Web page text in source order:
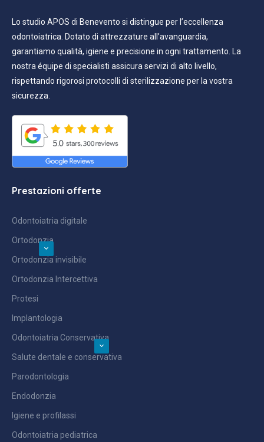
Lo studio APOS di Benevento si distingue per l’eccellenza
odontoiatrica. Dotato di attrezzature all’avanguardia,
garantiamo qualità, igiene e precisione in ogni trattamento. La
nostra équipe di specialisti assicura servizi di alto livello,
rispettando rigorosi protocolli di sterilizzazione per la vostra
sicurezza.
Prestazioni offerte
Odontoiatria digitale
Ortodonzia
Ortodonzia invisibile
Ortodonzia Intercettiva
Protesi
Implantologia
Odontoiatria Conservativa
Salute dentale e conservativa
Parodontologia
Endodonzia
Igiene e profilassi
Odontoiatria pediatrica